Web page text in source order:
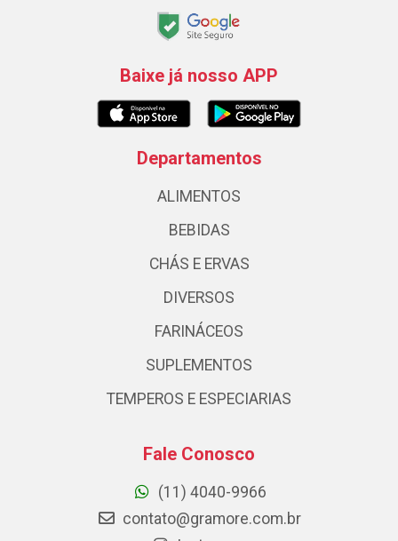
Baixe já nosso APP
Departamentos
ALIMENTOS
BEBIDAS
CHÁS E ERVAS
DIVERSOS
FARINÁCEOS
SUPLEMENTOS
TEMPEROS E ESPECIARIAS
Fale Conosco
(11) 4040-9966
contato@gramore.com.br